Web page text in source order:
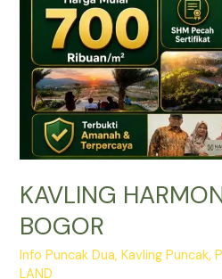
KAVLING
BOGOR
Info Puncak Dua,Kavling Puncak,
LAND